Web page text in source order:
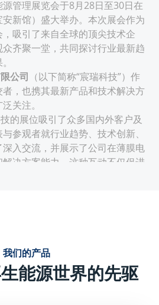
管理展览会于8月28日至30日在
新馆）盛大举办。本次展会作为
吸引了来自全球的顶尖技术企
齐聚一堂，共同探讨行业最新趋
公司 （以下简称“宸瑞科技”）作
，也携其最新产品和技术解决方
关注。
的展位吸引了众多国内外客户及
参观者就行业趋势、技术创新、
入交流，并展示了公司在薄膜电
决方案能力。这种互动不仅促进
周期长、无极性安装便捷等特
科技的薄膜电容器在电力电子及可
的应用前景。
我们的产品
能源世界的先驱